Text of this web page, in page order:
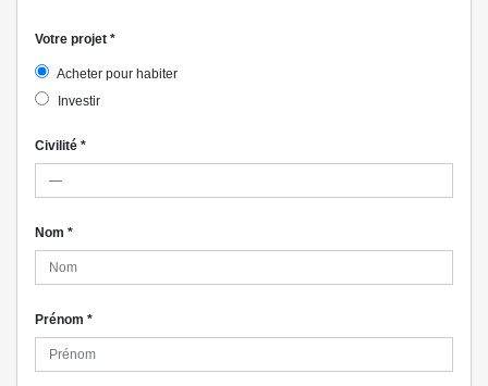
Votre projet *
Acheter pour habiter
Investir
Civilité *
Nom *
Prénom *